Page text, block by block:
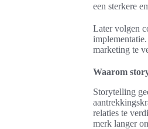
een sterkere
Later volgen
marketing te
Waarom
Storytelling
relaties te
merk langer